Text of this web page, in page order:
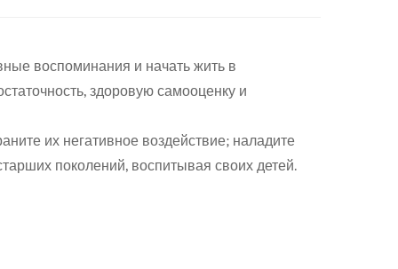
воспоминания и начать жить в
здоровую самооценку и
их негативное воздействие; наладите
поколений, воспитывая своих детей.